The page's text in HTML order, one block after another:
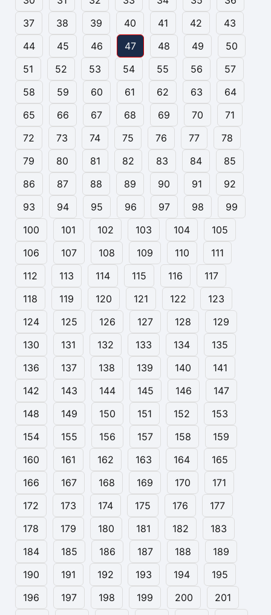
37
38 39 40 41 42
43
44
45 46 47 48 49
50
51
52 53 54 55 56
57
58
59 60 61 62 63
64
65
66 67 68 69 70
71
72
73 74 75 76 77
78
79
80 81 82 83 84
85
86
87 88 89 90 91
92
93
94 95 96 97 98
99
100
101 102 103 104
105
106
107 108 109 110
111
112
113 114 115 116
117
118
119 120 121 122
123
124
125 126 127 128
129
130
131 132 133 134
135
136
137 138 139 140
141
142
143 144 145 146
147
148
149 150 151 152
153
154
155 156 157 158
159
160
161 162 163 164
165
166
167 168 169 170
171
172
173 174 175 176
177
178
179 180 181 182
183
184
185 186 187 188
189
190
191 192 193 194
195
196
197 198 199 200
201